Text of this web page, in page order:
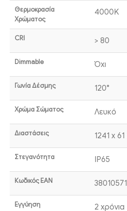
Θερμοκρασία
Χρώματος
4000K
CRI > 80
Dimmable Όχι
Γωνία Δέσμης 120°
Χρώμα Σώματος Λευκό
Διαστάσεις 1241 x
Στεγανότητα IP65
Κωδικός EAN
Εγγύηση 2 χρόνια